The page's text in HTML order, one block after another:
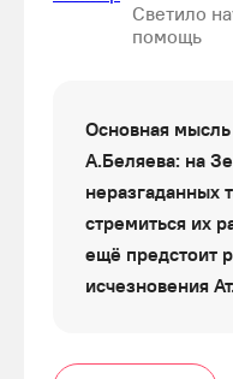
Светило
помощь
Основная
А.Беляева: на
неразгаданных
стремиться их
ещё предстоит
исчезновения